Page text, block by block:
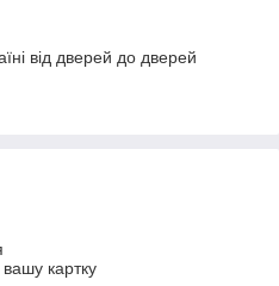
від дверей до дверей
картку